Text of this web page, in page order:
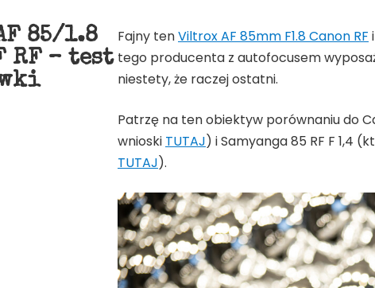
85/1.8
RF – test
Fajny tenViltrox AF 85mm F1.8 Canon RF
tego producenta z autofocusem
niestety, że raczej ostatni.
Patrzę na ten obiektyw porównaniu do
wnioski TUTAJ) i Samyanga 85 RF F 1,4
TUTAJ).